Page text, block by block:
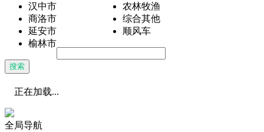
汉中市
商洛市
延安市
榆林市
农林牧渔
综合其他
顺风车
搜索
正在加载...
全局导航